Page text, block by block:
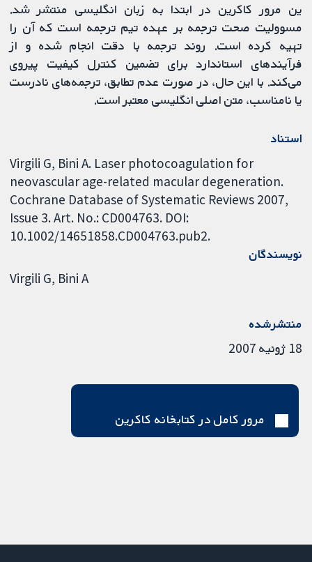
ین مرور کاکرین در ابتدا به زبان انگلیسی منتشر شد.
مسوولیت صحت ترجمه بر عهده تیم ترجمه است که آن را
تهیه کرده است. روند ترجمه با دقت انجام شده و از
فرآیندهای استاندارد برای تضمین کنترل کیفیت پیروی
می‌کند. با این حال، در صورت عدم تطابق، ترجمه‌های نادرست
یا نامناسب، متن اصلی انگلیسی معتبر است.
استناد
Virgili G, Bini A. Laser photocoagulation for
neovascular age-related macular degeneration.
Cochrane Database of Systematic Reviews 2007,
Issue 3. Art. No.: CD004763. DOI:
10.1002/14651858.CD004763.pub2.
نویسندگان
Virgili G Bini A
منتشرشده
18 ژوئیه 2007
مرور کامل در کتابخانه کاکرین